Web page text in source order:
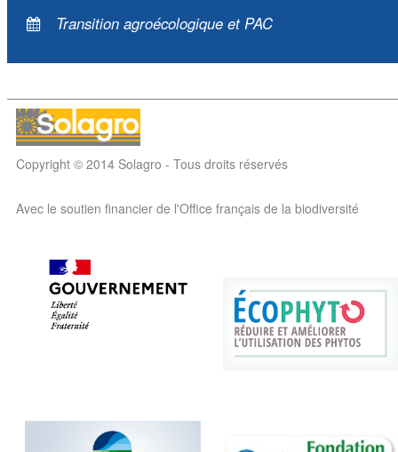
Transition agroécologique et PAC
Copyright © 2014 Solagro - Tous droits réservés
Avec le soutien financier de l'Office français de la biodiversité